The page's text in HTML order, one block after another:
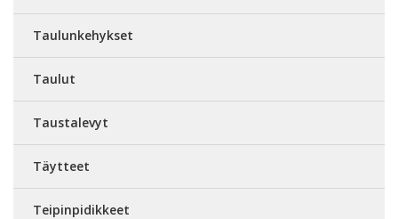
Taulunkehykset
Taulut
Taustalevyt
Täytteet
Teipinpidikkeet